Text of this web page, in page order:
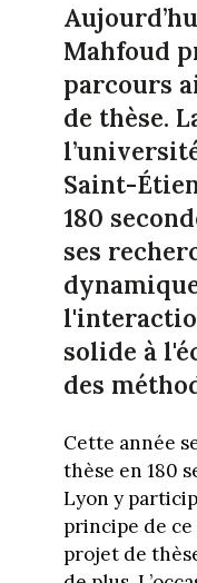
Mahfoud
parcours
de thèse.
Saint-
180
ses
solide à
des
Cette année
thèse en 180
Lyon y
principe de
projet de